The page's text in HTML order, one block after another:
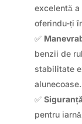
excelentă
oferindu-ți
✅
benzii de
stabilitate
alunecoase.
✅
pentru